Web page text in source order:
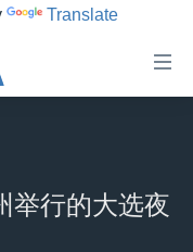
Translate
举行的大选夜